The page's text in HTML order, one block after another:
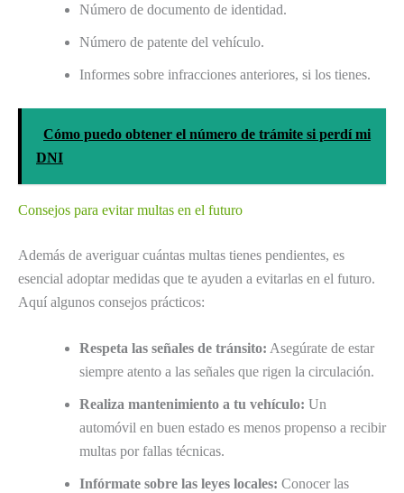
Número de documento de identidad.
Número de patente del vehículo.
Informes sobre infracciones anteriores, si los tienes.
Cómo puedo obtener el número de trámite si perdí mi
DNI
Consejos para evitar multas en el futuro
Además de averiguar cuántas multas tienes pendientes, es
esencial adoptar medidas que te ayuden a evitarlas en el futuro.
Aquí algunos consejos prácticos:
Respeta las señales de tránsito: Asegúrate de estar
siempre atento a las señales que rigen la circulación.
Realiza mantenimiento a tu vehículo: Un
automóvil en buen estado es menos propenso a recibir
multas por fallas técnicas.
Infórmate sobre las leyes locales: Conocer las